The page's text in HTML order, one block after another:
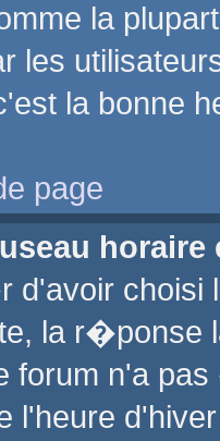
la
les
la bonne
page
horaire
choisi
la r�ponse
forum n'a
l'heure